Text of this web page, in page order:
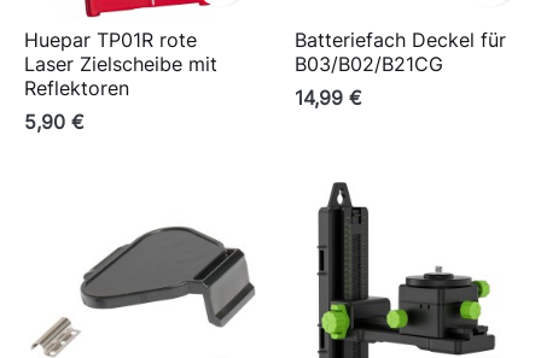
Huepar TP01R rote
Laser Zielscheibe mit
Reflektoren
5,90 €
Batteriefach Deckel für
B03/B02/B21CG
14,99 €